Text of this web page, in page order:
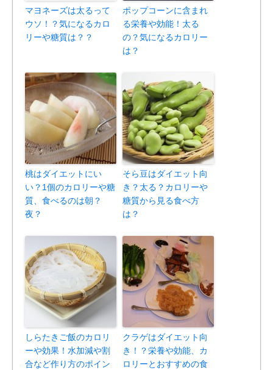
マヨネーズは太るって
ウソ！？気になるカロ
リーや糖質は？？
ポップコーンに含まれ
る栄養や効能！太る
の？気になるカロリー
は？
桃はダイエットにい
い？1個のカロリーや糖
質、食べるのは朝？
夜？
そら豆はダイエット向
き？太る？カロリーや
糖質から見る食べ方
は？
しらたきご飯のカロリ
ーや効果！水加減や割
合など作り方のポイン
クラゲはダイエット向
き！？栄養や効能、カ
ロリーとおすすめの食